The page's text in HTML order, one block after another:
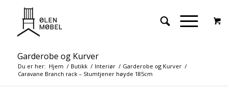
Garderobe og Kurver
Du er her: Hjem / Butikk / Interiør / Garderobe og Kurver /
Caravane Branch rack – Stumtjener høyde 185cm